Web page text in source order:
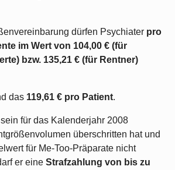
dürfen Psychiater pro
im Wert von 104,00 € (für
bzw. 135,21 € (für Rentner)
das 119,61 € pro Patient.
für das Kalenderjahr 2008
überschritten hat und
für Me-Too-Präparate nicht
er eine Strafzahlung von bis zu